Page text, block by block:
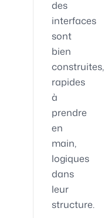
des
interfaces
sont
bien
construites,
rapides
à
prendre
en
main,
logiques
dans
leur
structure.